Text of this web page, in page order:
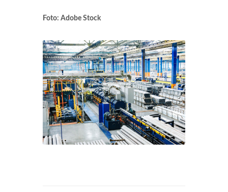
Foto: Adobe Stock